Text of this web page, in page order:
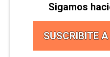
Sigamos
SUSCRIBITE